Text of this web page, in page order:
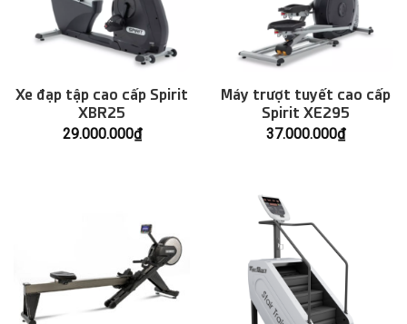
Xe đạp tập cao cấp Spirit
XBR25
29.000.000₫
Máy trượt tuyết cao cấp
Spirit XE295
37.000.000₫